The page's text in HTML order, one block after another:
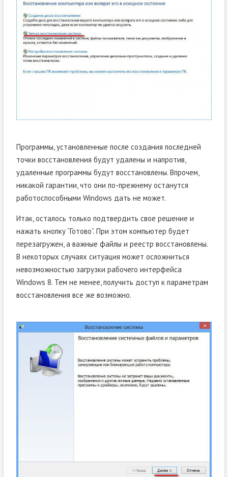
Программы, установленные после создания последней
точки восстановления будут удалены и напротив,
удаленные программы будут восстановлены. Впрочем,
никакой гарантии, что они по-прежнему останутся
работоспособными Windows дать не может.
Итак, осталось только подтвердить свое решение и
нажать кнопку “Готово”. При этом компьютер будет
перезагружен, а важные файлы и реестр восстановлены.
В некоторых случаях ситуация может осложниться
невозможностью загрузки рабочего интерфейса
Windows 8. Тем не менее, получить доступ к параметрам
восстановления все же возможно.